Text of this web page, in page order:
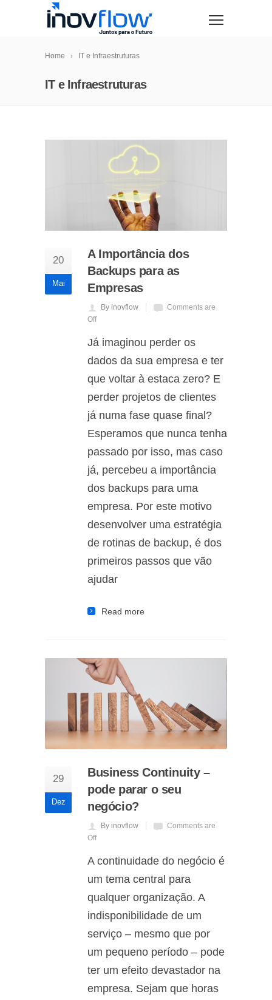
Home IT e Infraestruturas
IT e Infraestruturas
20
Mai
A Importância dos
Backups para as
Empresas
By inovflow
Comments are
Off
Já imaginou perder os
dados da sua empresa e ter
que voltar à estaca zero? E
perder projetos de clientes
já numa fase quase final?
Esperamos que nunca tenha
passado por isso, mas caso
já, percebeu a importância
dos backups para uma
empresa. Por este motivo
desenvolver uma estratégia
de rotinas de backup, é dos
primeiros passos que vão
ajudar
Read more
29
Dez
Business Continuity –
pode parar o seu
negócio?
By inovflow
Comments are
Off
A continuidade do negócio é
um tema central para
qualquer organização. A
indisponibilidade de um
serviço – mesmo que por
um pequeno período – pode
ter um efeito devastador na
empresa. Sejam que horas